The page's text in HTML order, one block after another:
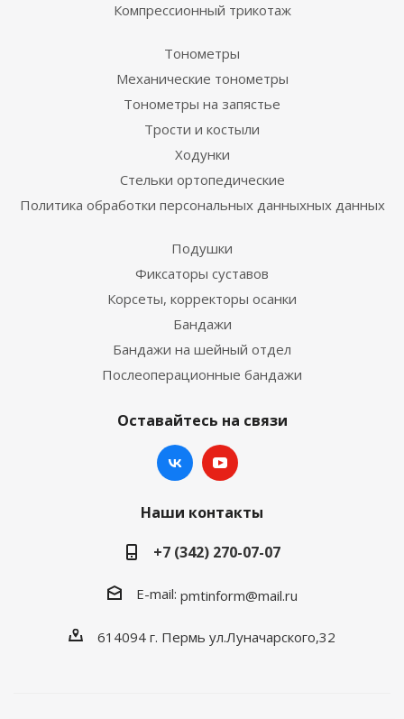
Компрессионный трикотаж
Тонометры
Механические тонометры
Тонометры на запястье
Трости и костыли
Ходунки
Стельки ортопедические
Политика обработки персональных данныхных данных
Подушки
Фиксаторы суставов
Корсеты, корректоры осанки
Бандажи
Бандажи на шейный отдел
Послеоперационные бандажи
Оставайтесь на связи
Наши контакты
+7 (342) 270-07-07
E-mail: pmtinform@mail.ru
614094 г. Пермь ул.Луначарского,32